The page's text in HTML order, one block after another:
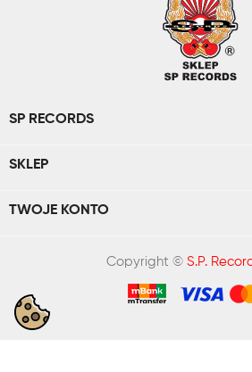
SP RECORDS
SKLEP
TWOJE KONTO
Copyright © S.P.